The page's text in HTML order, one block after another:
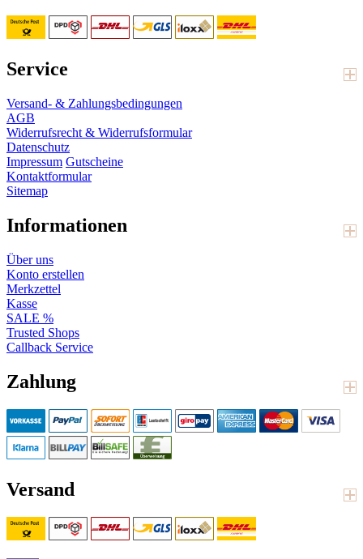
Service
Versand- & Zahlungsbedingungen
AGB
Widerrufsrecht & Widerrufsformular
Datenschutz
Impressum Gutscheine
Kontaktformular
Sitemap
Informationen
Über uns
Konto erstellen
Merkzettel
Kasse
SALE %
Trusted Shops
Callback Service
Zahlung
Versand